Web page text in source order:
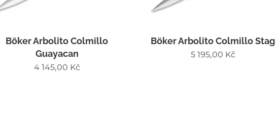
Böker Arbolito Colmillo
Guayacan
4 145,00 Kč
Böker Arbolito Colmillo Stag
5 195,00 Kč